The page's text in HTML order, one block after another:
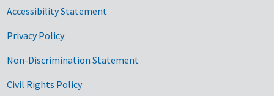
Accessibility Statement
Privacy Policy
Non-Discrimination Statement
Civil Rights Policy